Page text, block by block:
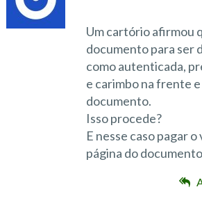
Um cartório afirmou
documento para ser
como autenticada,
e carimbo na frente
documento.
Isso procede?
E nesse caso pagar
página do